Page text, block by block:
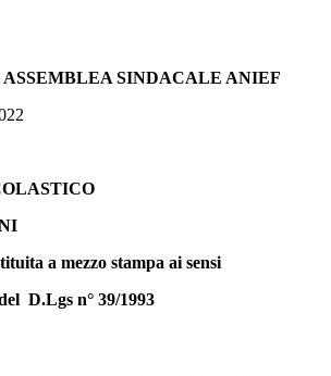
SINDACALE ANIEF
a mezzo stampa ai sensi
D.Lgs n° 39/1993